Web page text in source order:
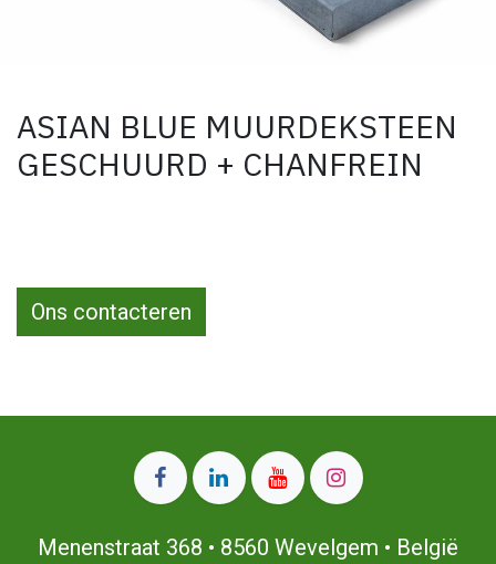
ASIAN BLUE MUURDEKSTEEN
GESCHUURD + CHANFREIN
Ons contacteren
Menenstraat 368 • 8560 Wevelgem • België